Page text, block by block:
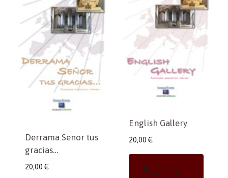
Derrama Senor tus
gracias…
20,00 €
English Gallery
20,00 €
Aggiungi